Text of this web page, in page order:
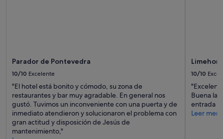
Parador de Pontevedra
10/10 Excelente
"El hotel está bonito y cómodo, su zona de
restaurantes y bar muy agradable. En general nos
gustó. Tuvimos un inconveniente con una puerta y de
inmediato atendieron y solucionaron el problema con
gran actitud y disposición de Jesús de
mantenimiento,"
10/10
Buena
entrada
Leer